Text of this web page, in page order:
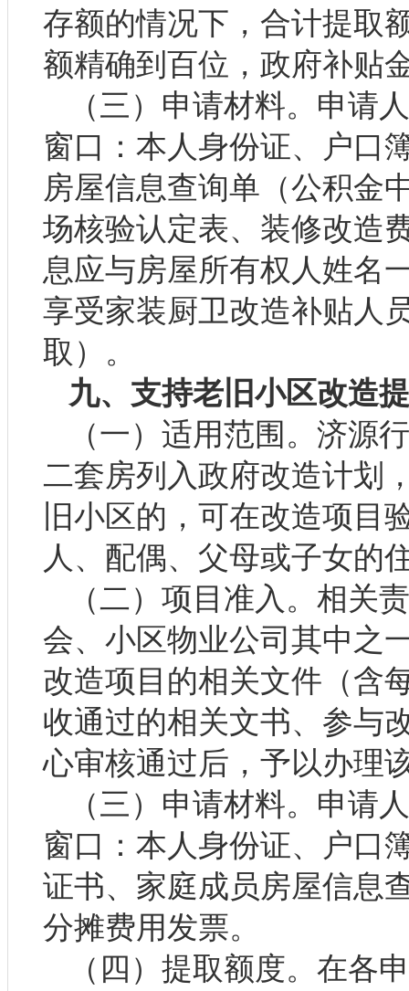
存额的情况下，合计提取
额精确到百位，政府补贴
（三）申请材料。申请
窗口：本人身份证、户口
房屋信息查询单（公积金
场核验认定表、装修改造
息应与房屋所有权人姓名
享受家装厨卫改造补贴人
取）。
九、支持老旧小区改造
（一）适用范围。济源
二套房列入政府改造计划
旧小区的，可在改造项目
人、配偶、父母或子女的
（二）项目准入。相关
会、小区物业公司其中之
改造项目的相关文件（含
收通过的相关文书、参与
心审核通过后，予以办理
（三）申请材料。申请
窗口：本人身份证、户口
证书、家庭成员房屋信息
分摊费用发票。
（四）提取额度。在各